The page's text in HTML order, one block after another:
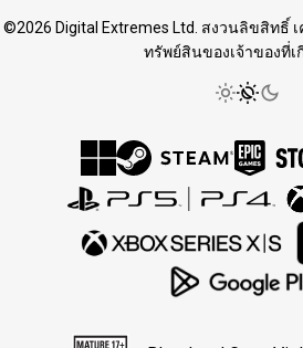
©2026 Digital Extremes Ltd. สงวนลิขสิทธิ์
ทรัพย์สินของเจ้าของที่เ